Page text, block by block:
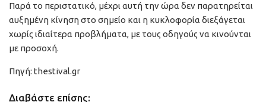
Παρά το περιστατικό, μέχρι αυτή την ώρα δεν παρατηρείται
αυξημένη κίνηση στο σημείο και η κυκλοφορία διεξάγεται
χωρίς ιδιαίτερα προβλήματα, με τους οδηγούς να κινούνται
με προσοχή.
Πηγή: thestival.gr
Διαβάστε επίσης: